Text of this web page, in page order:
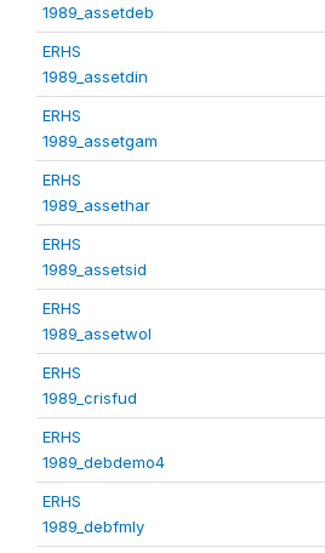
1989_assetdeb
ERHS
1989_assetdin
ERHS
1989_assetgam
ERHS
1989_assethar
ERHS
1989_assetsid
ERHS
1989_assetwol
ERHS
1989_crisfud
ERHS
1989_debdemo4
ERHS
1989_debfmly